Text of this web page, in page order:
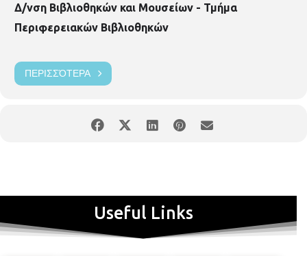
Δ/νση Βιβλιοθηκών και Μουσείων - Τμήμα
Περιφερειακών Βιβλιοθηκών
ΠΕΡΙΣΣΌΤΕΡΑ
Useful Links